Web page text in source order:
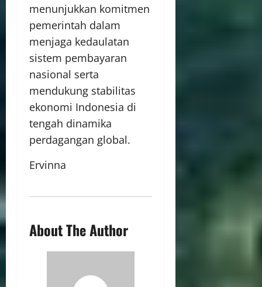
menunjukkan komitmen
pemerintah dalam
menjaga kedaulatan
sistem pembayaran
nasional serta
mendukung stabilitas
ekonomi Indonesia di
tengah dinamika
perdagangan global.
Ervinna
About The Author